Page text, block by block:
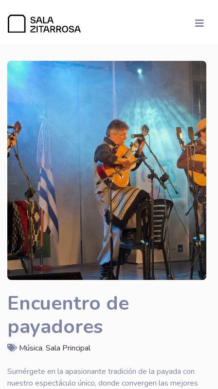
Encuentro de
payadores
Música, Sala Principal
Sumérgete en la apasionante tradición de la payada con
nuestro espectáculo único, donde convergen las mejores